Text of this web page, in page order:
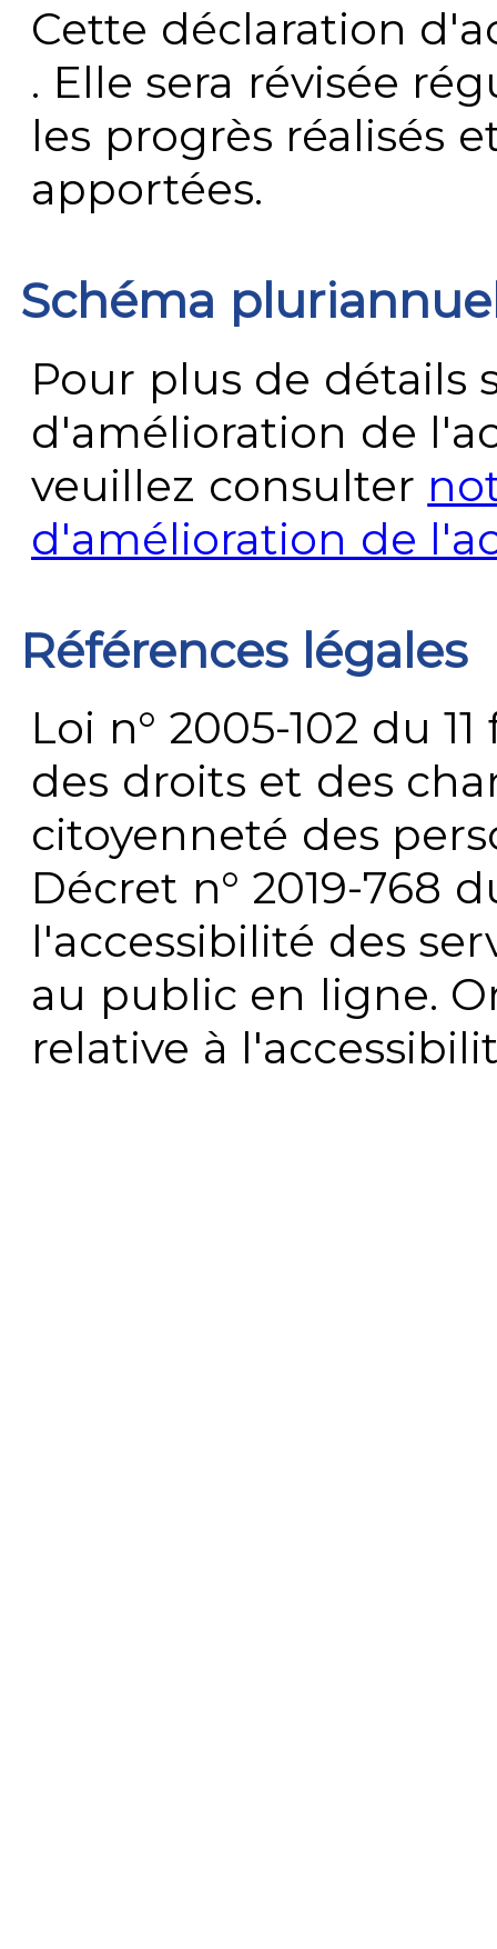
Cette déclaration
. Elle sera révisée
les progrès réalisés
apportées.
Schéma
Pour plus de détails
d'amélioration de
veuillez consulter
d'amélioration de
Références légales
Loi n° 2005-102 du
des droits et des
citoyenneté des
Décret n° 2019-768
l'accessibilité des
au public en ligne.
relative à